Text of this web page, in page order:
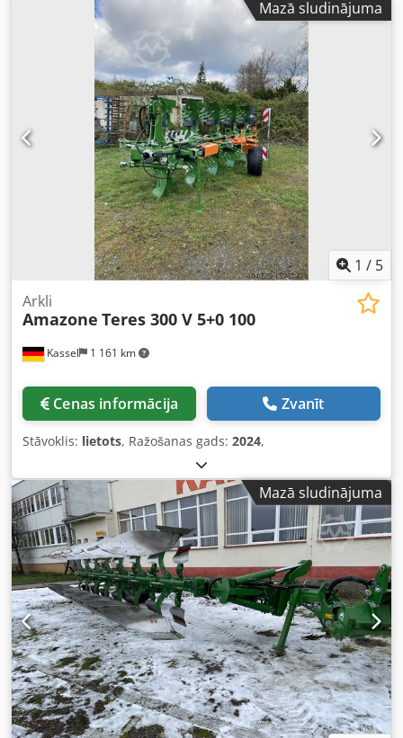
Mazā sludinājuma
1 / 5
Kassel 1 161 km
Arkli
Amazone Teres 300 V 5+0 100
Cenas informācija Zvanīt
Stāvoklis: lietots, Ražošanas gads: 2024,
Mazā sludinājuma